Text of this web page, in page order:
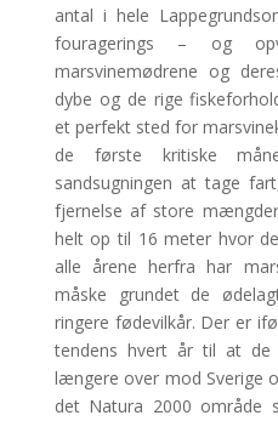
antal i hele
fouragerings – og
marsvinemødrene og
dybe og de rige
et perfekt sted for
de første kritiske
sandsugningen at tage
fjernelse af store
helt op til 16 meter hvor
alle årene herfra har
måske grundet de
ringere fødevilkår. Der er
tendens hvert år til at
længere over mod Sverige
det Natura 2000 område